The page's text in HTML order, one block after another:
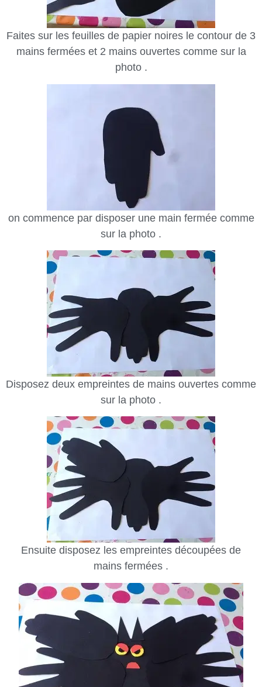
Faites sur les feuilles de papier noires le contour de 3
mains fermées et 2 mains ouvertes comme sur la
photo .
on commence par disposer une main fermée comme
sur la photo .
Disposez deux empreintes de mains ouvertes comme
sur la photo .
Ensuite disposez les empreintes découpées de
mains fermées .